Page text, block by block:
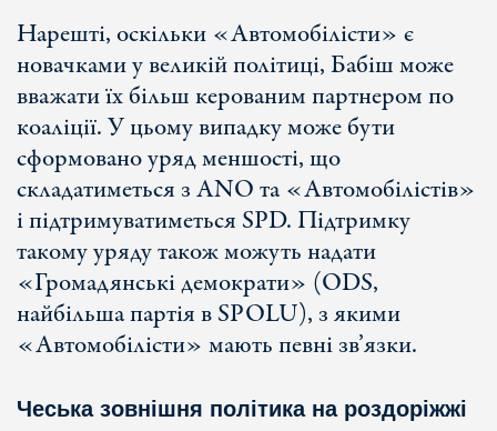
Нарешті, оскільки «Автомобілісти» є
новачками у великій політиці, Бабіш може
вважати їх більш керованим партнером по
коаліції. У цьому випадку може бути
сформовано уряд меншості, що
складатиметься з ANO та «Автомобілістів»
і підтримуватиметься SPD. Підтримку
такому уряду також можуть надати
«Громадянські демократи» (ODS,
найбільша партія в SPOLU), з якими
«Автомобілісти» мають певні зв’язки.
Чеська зовнішня політика на роздоріжжі